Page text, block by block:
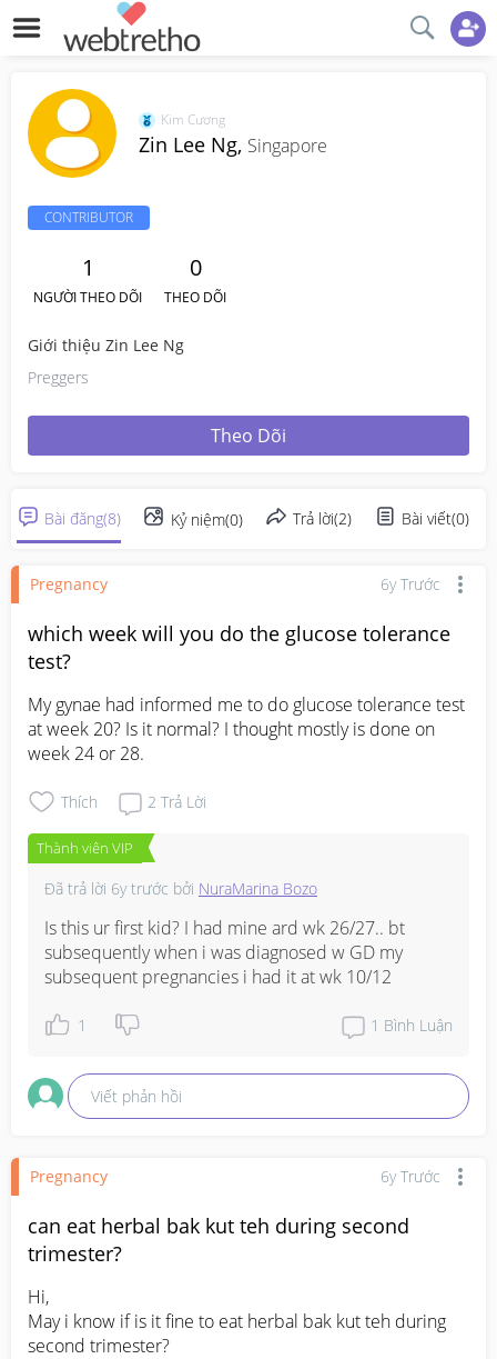
Kim Cương
Zin Lee Ng, Singapore
CONTRIBUTOR
1
NGƯỜI THEO DÕI
0
THEO DÕI
Giới thiệu Zin Lee Ng
Preggers
Theo Dõi
Bài đăng(8) Kỷ niệm(0) Trả lời(2) Bài viết(0)
Pregnancy 6y Trước
which week will you do the glucose tolerance
test?
My gynae had informed me to do glucose tolerance test
at week 20? Is it normal? I thought mostly is done on
week 24 or 28.
Thích 2 Trả Lời
Thành viên VIP
Đã trả lời 6y trước bởi NuraMarina Bozo
Is this ur first kid? I had mine ard wk 26/27.. bt
subsequently when i was diagnosed w GD my
subsequent pregnancies i had it at wk 10/12
1 1 Bình Luận
Viết phản hồi
Pregnancy 6y Trước
can eat herbal bak kut teh during second
trimester?
Hi,
May i know if is it fine to eat herbal bak kut teh during
second trimester?